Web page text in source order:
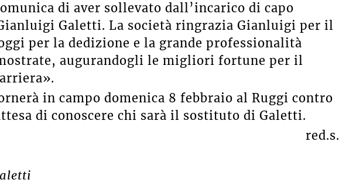
di aver sollevato dall’incarico di capo
Galetti. La società ringrazia Gianluigi per il
per la dedizione e la grande professionalità
augurandogli le migliori fortune per il
in campo domenica 8 febbraio al Ruggi contro
di conoscere chi sarà il sostituto di Galetti.
red.s.